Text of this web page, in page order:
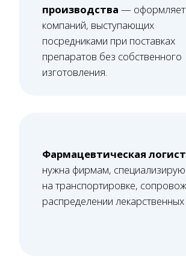
Проверка помещения
Юридический аудит
помещения на соответствие требованиям
Проверяем все документы юридического
лица, в том числе договор аренды, на
предмет соответствия лицензионным
требованиям.
01
02